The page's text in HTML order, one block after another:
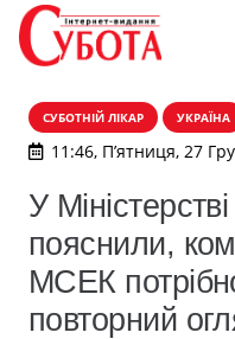
СУБОТНІЙ ЛІКАР УКРАЇНА
11:46, П’ятниця, 27
У
пояснили,
МСЕК
повторний